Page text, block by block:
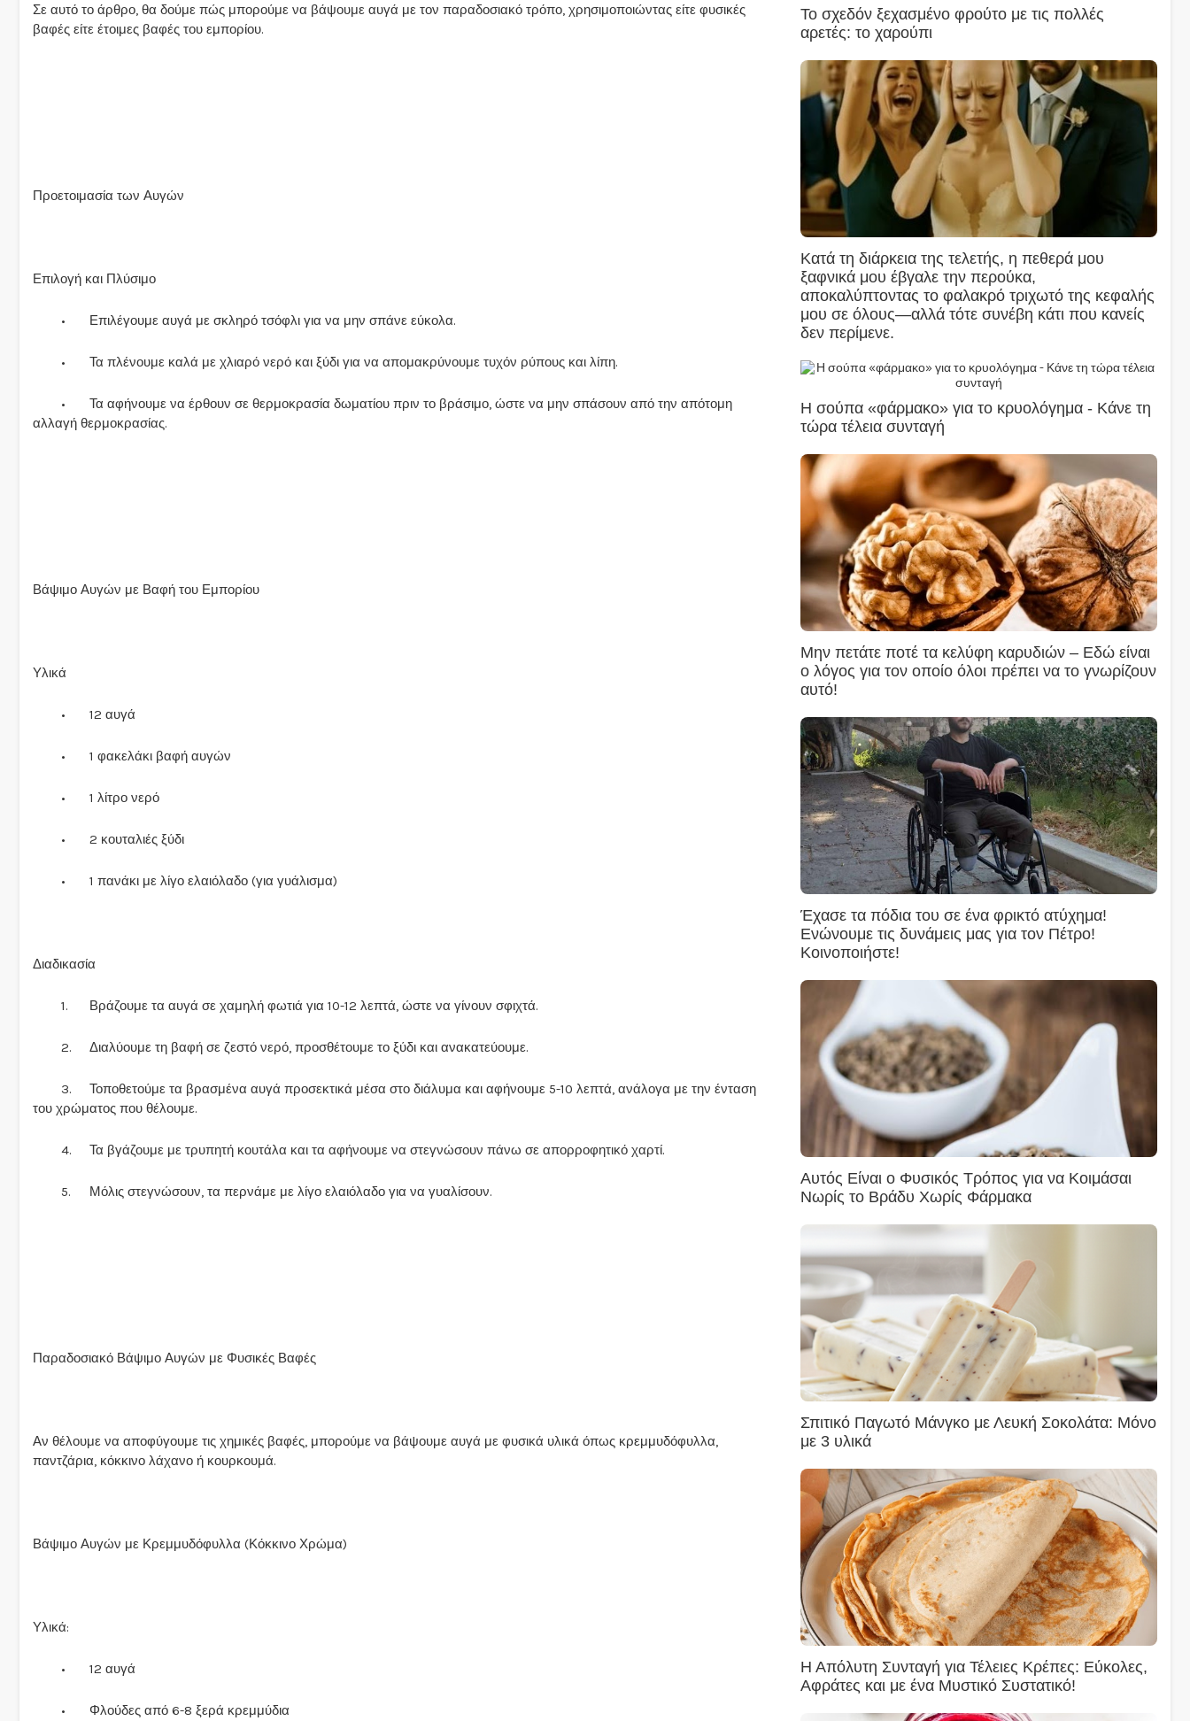
Σε αυτό το άρθρο, θα δούμε πώς μπορούμε να βάψουμε αυγά με τον παραδοσιακό τρόπο, χρησιμοποιώντας είτε φυσικές
βαφές είτε έτοιμες βαφές του εμπορίου.
Προετοιμασία των Αυγών
Επιλογή και Πλύσιμο
• Επιλέγουμε αυγά με σκληρό τσόφλι για να μην σπάνε εύκολα.
• Τα πλένουμε καλά με χλιαρό νερό και ξύδι για να απομακρύνουμε τυχόν ρύπους και λίπη.
•
Τα αφήνουμε να έρθουν σε θερμοκρασία δωματίου πριν το βράσιμο, ώστε να μην σπάσουν από την απότομη
αλλαγή θερμοκρασίας.
Βάψιμο Αυγών με Βαφή του Εμπορίου
Υλικά
• 12 αυγά
• 1 φακελάκι βαφή αυγών
• 1 λίτρο νερό
• 2 κουταλιές ξύδι
• 1 πανάκι με λίγο ελαιόλαδο (για γυάλισμα)
Διαδικασία
1. Βράζουμε τα αυγά σε χαμηλή φωτιά για 10-12 λεπτά, ώστε να γίνουν σφιχτά.
2. Διαλύουμε τη βαφή σε ζεστό νερό, προσθέτουμε το ξύδι και ανακατεύουμε.
3.
Τοποθετούμε τα βρασμένα αυγά προσεκτικά μέσα στο διάλυμα και αφήνουμε 5-10 λεπτά, ανάλογα με την ένταση
του χρώματος που θέλουμε.
4. Τα βγάζουμε με τρυπητή κουτάλα και τα αφήνουμε να στεγνώσουν πάνω σε απορροφητικό χαρτί.
5. Μόλις στεγνώσουν, τα περνάμε με λίγο ελαιόλαδο για να γυαλίσουν.
Παραδοσιακό Βάψιμο Αυγών με Φυσικές Βαφές
Αν θέλουμε να αποφύγουμε τις χημικές βαφές, μπορούμε να βάψουμε αυγά με φυσικά υλικά όπως κρεμμυδόφυλλα,
παντζάρια, κόκκινο λάχανο ή κουρκουμά.
Βάψιμο Αυγών με Κρεμμυδόφυλλα (Κόκκινο Χρώμα)
Υλικά:
• 12 αυγά
• Φλούδες από 6-8 ξερά κρεμμύδια
Το σχεδόν ξεχασμένο φρούτο με τις πολλές
αρετές: το χαρούπι
Κατά τη διάρκεια της τελετής, η πεθερά μου
ξαφνικά μου έβγαλε την περούκα,
αποκαλύπτοντας το φαλακρό τριχωτό της κεφαλής
μου σε όλους—αλλά τότε συνέβη κάτι που κανείς
δεν περίμενε.
Η σούπα «φάρμακο» για το κρυολόγημα - Κάνε τη
τώρα τέλεια συνταγή
Μην πετάτε ποτέ τα κελύφη καρυδιών – Εδώ είναι
ο λόγος για τον οποίο όλοι πρέπει να το γνωρίζουν
αυτό!
Έχασε τα πόδια του σε ένα φρικτό ατύχημα!
Ενώνουμε τις δυνάμεις μας για τον Πέτρο!
Κοινοποιήστε!
Αυτός Είναι ο Φυσικός Τρόπος για να Κοιμάσαι
Νωρίς το Βράδυ Χωρίς Φάρμακα
Σπιτικό Παγωτό Μάνγκο με Λευκή Σοκολάτα: Μόνο
με 3 υλικά
Η Απόλυτη Συνταγή για Τέλειες Κρέπες: Εύκολες,
Αφράτες και με ένα Μυστικό Συστατικό!